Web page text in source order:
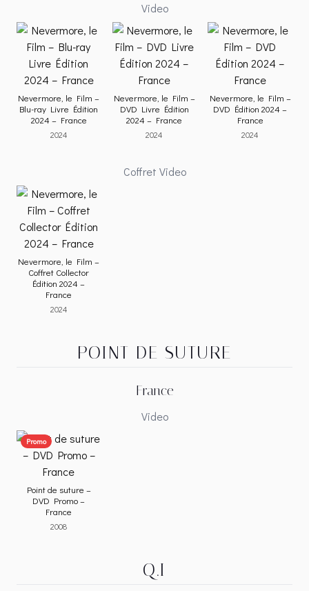
Video
Nevermore, le Film –
Blu-ray Livre Édition
2024 – France
2024
Nevermore, le Film –
DVD Livre Édition
2024 – France
2024
Nevermore, le Film –
DVD Édition 2024 –
France
2024
Coffret Video
Nevermore, le Film –
Coffret Collector
Édition 2024 –
France
2024
POINT DE SUTURE
France
Video
Promo
Point de suture –
DVD Promo –
France
2008
Q.I